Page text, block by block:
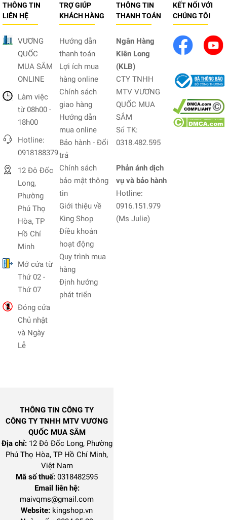
THÔNG TIN
LIÊN HỆ
VƯƠNG
QUỐC
MUA SẮM
ONLINE
Làm việc
từ 08h00 -
18h00
Hotline:
0918188379
12 Đô Đốc
Long,
Phường
Phú Thọ
Hòa, TP
Hồ Chí
Minh
Mở cửa từ
Thứ 02 -
Thứ 07
Đóng cửa
Chủ nhật
và Ngày
Lễ
TRỢ GIÚP
KHÁCH HÀNG
Hướng dẫn
thanh toán
Lợi ích mua
hàng online
Chính sách
giao hàng
Hướng dẫn
mua online
Bảo hành - Đổi
trả
Chính sách
bảo mật thông
tin
Giới thiệu về
King Shop
Điều khoản
hoạt động
Quy trình mua
hàng
Định hướng
phát triển
THÔNG TIN
THANH TOÁN
Ngân Hàng
Kiên Long
(KLB)
CTY TNHH
MTV VƯƠNG
QUỐC MUA
SẮM
Số TK:
0318.482.595
Phản ánh dịch
vụ và bảo hành
Hotline:
0916.151.979
(Ms Julie)
KẾT NỐI VỚI
CHÚNG TÔI
THÔNG TIN CÔNG TY
CÔNG TY TNHH MTV VƯƠNG
QUỐC MUA SẮM
Địa chỉ:12 Đô Đốc Long, Phường
Phú Thọ Hòa, TP Hồ Chí Minh,
Việt Nam
Mã số thuế: 0318482595
Email liên hệ:
maivqms@gmail.com
Website: kingshop.vn